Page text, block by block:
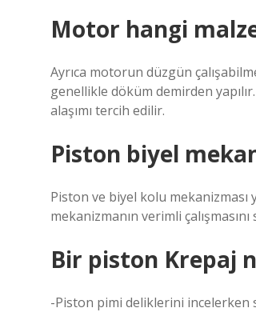
Motor hangi
Ayrıca motorun düzgün
genellikle döküm demirden
alaşımı tercih edilir.
Piston biyel
Piston ve biyel kolu mekanizması
mekanizmanın verimli
Bir piston Krepaj
-Piston pimi deliklerini